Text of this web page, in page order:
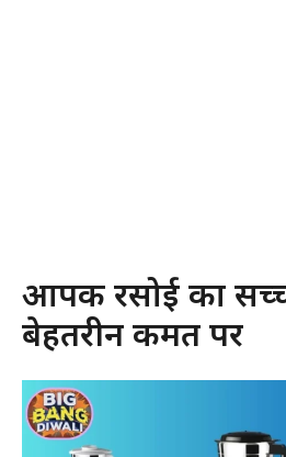
आपकी रसोई का
बेहतरीन कीमत पर